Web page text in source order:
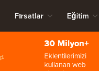
Fırsatlar Eğitim
30 Milyon+
Eklentilerimizi
kullanan web